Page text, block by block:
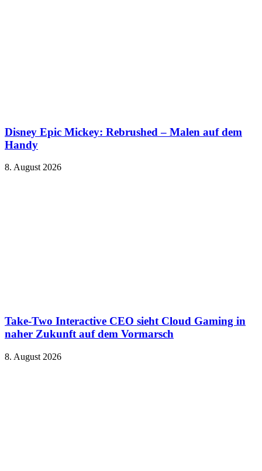
Disney Epic Mickey: Rebrushed – Malen auf dem
Handy
8. August 2026
Take-Two Interactive CEO sieht Cloud Gaming in
naher Zukunft auf dem Vormarsch
8. August 2026